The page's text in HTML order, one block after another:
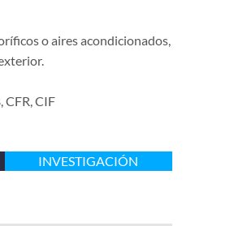
o aires acondicionados,
CFR, CIF
INVESTIGACIÓN